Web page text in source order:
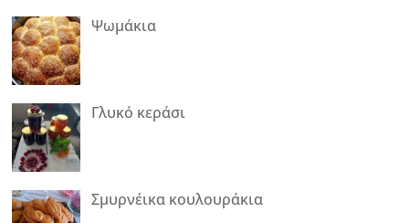
Ψωμάκια
Γλυκό κεράσι
Σμυρνέικα κουλουράκια